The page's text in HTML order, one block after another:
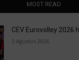
MOST READ
CEV Eurovolley 2026
3 Ağustos 2026